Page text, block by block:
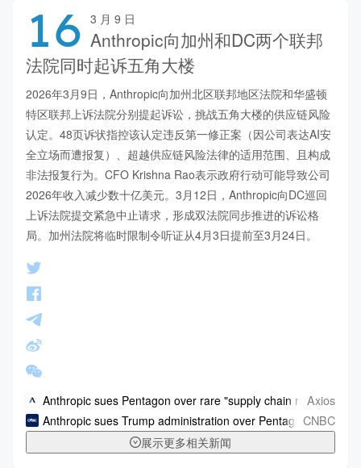
16 3 月 9 日
Anthropic向加州和DC两个联邦
法院同时起诉五角大楼
2026年3月9日，Anthropic向加州北区联邦地区法院和华盛顿
特区联邦上诉法院分别提起诉讼，挑战五角大楼的供应链风险
认定。48页诉状指控该认定违反第一修正案（因公司表达AI安
全立场而遭报复）、超越供应链风险法律的适用范围、且构成
非法报复行为。CFO Krishna Rao表示政府行动可能导致公司
2026年收入减少数十亿美元。3月12日，Anthropic向DC巡回
上诉法院提交紧急中止请求，形成双法院同步推进的诉讼格
局。加州法院将临时限制令听证从4月3日提前至3月24日。
Anthropic sues Pentagon over rare "supply chain risk" label
Axios
Anthropic sues Trump administration over Pentagon blacklist
CNBC
展示更多相关新闻